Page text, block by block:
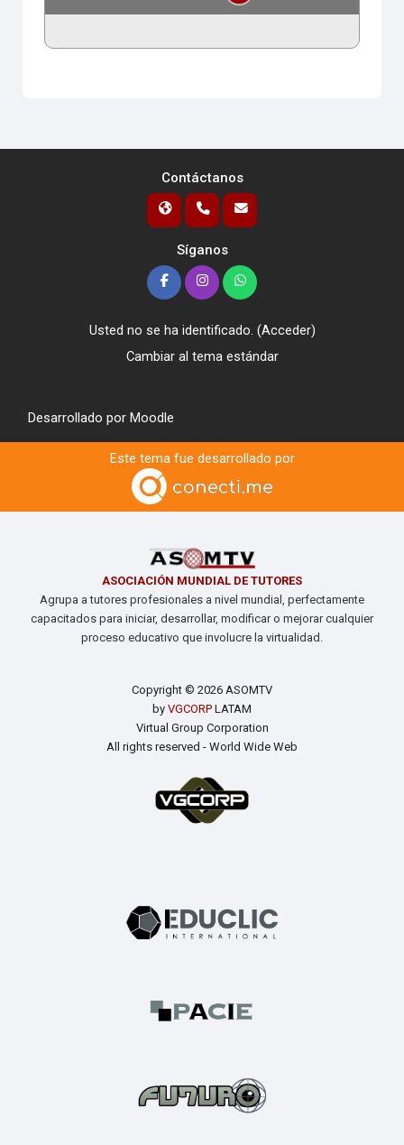
Contáctanos
Síganos
Usted no se ha identificado. (Acceder)
Cambiar al tema estándar
Desarrollado por Moodle
Este tema fue desarrollado por
ASOCIACIÓN MUNDIAL DE TUTORES
Agrupa a tutores profesionales a nivel mundial, perfectamente
capacitados para iniciar, desarrollar, modificar o mejorar cualquier
proceso educativo que involucre la virtualidad.
Copyright © 2026 ASOMTV
by VGCORP LATAM
Virtual Group Corporation
All rights reserved - World Wide Web